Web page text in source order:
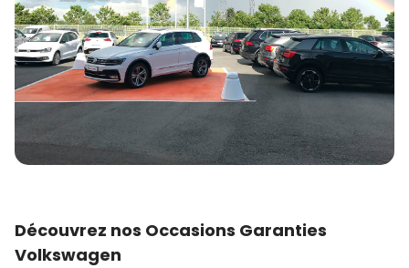
Découvrez nos Occasions Garanties
Volkswagen